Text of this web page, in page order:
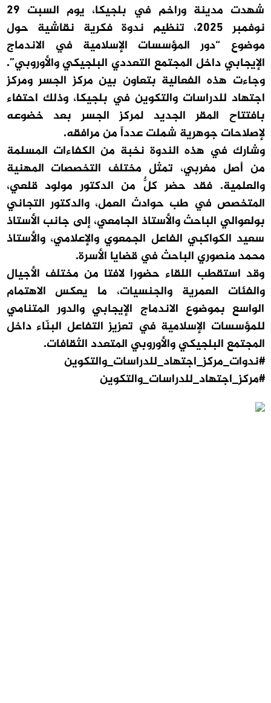
شهدت مدينة وراخم في بلجيكا، يوم السبت 29
نوفمبر 2025، تنظيم ندوة فكرية نقاشية حول
موضوع “دور المؤسسات الإسلامية في الاندماج
الإيجابي داخل المجتمع التعددي البلجيكي والأوروبي”.
وجاءت هذه الفعالية بتعاون بين مركز الجسر ومركز
اجتهاد للدراسات والتكوين في بلجيكا، وذلك احتفاء
بافتتاح المقر الجديد لمركز الجسر بعد خضوعه
لإصلاحات جوهرية شملت عدداً من مرافقه.
وشارك في هذه الندوة نخبة من الكفاءات المسلمة
من أصل مغربي، تمثل مختلف التخصصات المهنية
والعلمية. فقد حضر كلٌّ من الدكتور مولود قلعي،
المتخصص في طب حوادث العمل، والدكتور التجاني
بولعوالي الباحث والأستاذ الجامعي، إلى جانب الأستاذ
سعيد الكواكبي الفاعل الجمعوي والإعلامي، والأستاذ
محمد منصوري الباحث في قضايا الأسرة.
وقد استقطب اللقاء حضورا لافتا من مختلف الأجيال
والفئات العمرية والجنسيات، ما يعكس الاهتمام
الواسع بموضوع الاندماج الإيجابي والدور المتنامي
للمؤسسات الإسلامية في تعزيز التفاعل البنّاء داخل
المجتمع البلجيكي والأوروبي المتعدد الثقافات.
#ندوات_مركز_اجتهاد_للدراسات_والتكوين
#مركز_اجتهاد_للدراسات_والتكوين